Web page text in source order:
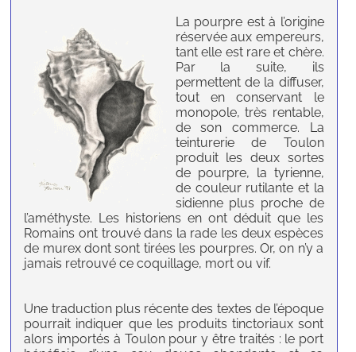
La pourpre est à l’origine
réservée aux empereurs,
tant elle est rare et chère.
Par la suite, ils
permettent de la diffuser,
tout en conservant le
monopole, très rentable,
de son commerce. La
teinturerie de Toulon
produit les deux sortes
de pourpre, la tyrienne,
de couleur rutilante et la
sidienne plus proche de
l’améthyste. Les historiens en ont déduit que les
Romains ont trouvé dans la rade les deux espèces
de murex dont sont tirées les pourpres. Or, on n’y a
jamais retrouvé ce coquillage, mort ou vif.
Une traduction plus récente des textes de l’époque
pourrait indiquer que les produits tinctoriaux sont
alors importés à Toulon pour y être traités : le port